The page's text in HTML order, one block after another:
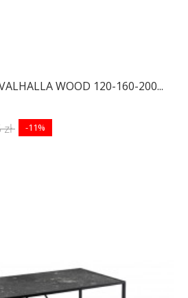
WOOD 120-160-200...
zł -11%